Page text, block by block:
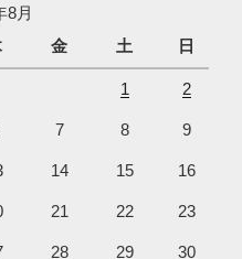
8月
金 土 日
1 2
7 8 9
14 15 16
21 22 23
28 29 30